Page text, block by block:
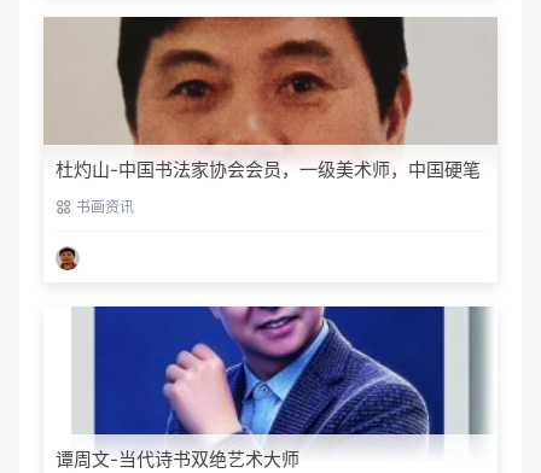
杜灼山-中国书法家协会会员，一级美术师，中国硬笔
书法家协会会员
书画资讯
谭周文-当代诗书双绝艺术大师